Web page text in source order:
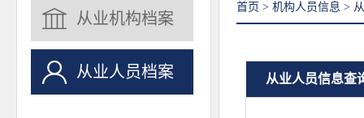
从业机构档案
从业人员档案
首页 > 机构人员信息 >
从业人员信息查